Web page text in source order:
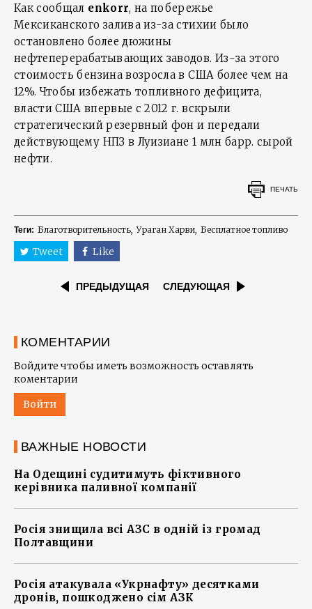
Как сообщал enkorr, на побережье
Мексиканского залива из-за стихии было
остановлено более дюжины
нефтеперерабатывающих заводов. Из-за этого
стоимость бензина возросла в США более чем на
12%. Чтобы избежать топливного дефицита,
власти США впервые с 2012 г. вскрыли
стратегический резервный фон и передали
действующему НПЗ в Луизиане 1 млн барр. сырой
нефти.
ПЕЧАТЬ
Теги: Благотворительность Ураган Харви Бесплатное топливо
Tweet Like
ПРЕДЫДУЩАЯ СЛЕДУЮЩАЯ
КОМЕНТАРИИ
Войдите чтобы иметь возможность оставлять
коментарии
Войти
ВАЖНЫЕ НОВОСТИ
На Одещині судитимуть фіктивного
керівника паливної компанії
Росія знищила всі АЗС в одній із громад
Полтавщини
Росія атакувала «Укрнафту» десятками
дронів, пошкоджено сім АЗК